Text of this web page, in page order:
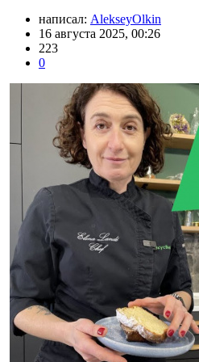
написал: AlekseyOlkin
16 августа 2025, 00:26
223
0